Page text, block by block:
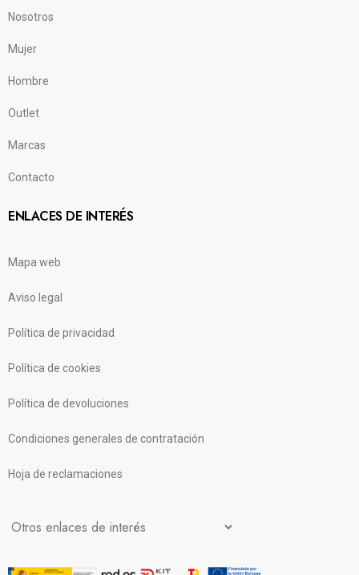
Nosotros
Mujer
Hombre
Outlet
Marcas
Contacto
ENLACES DE INTERÉS
Mapa web
Aviso legal
Política de privacidad
Política de cookies
Política de devoluciones
Condiciones generales de contratación
Hoja de reclamaciones